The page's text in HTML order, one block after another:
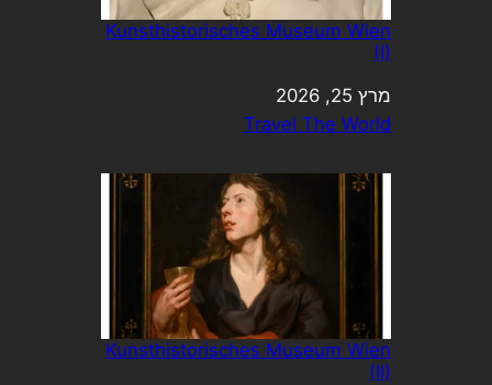
Kunsthistorisches Museum Wien
(I)
תאריך
מרץ 25, 2026
בהקשר ל-
Travel The World
Kunsthistorisches Museum Wien
(II)